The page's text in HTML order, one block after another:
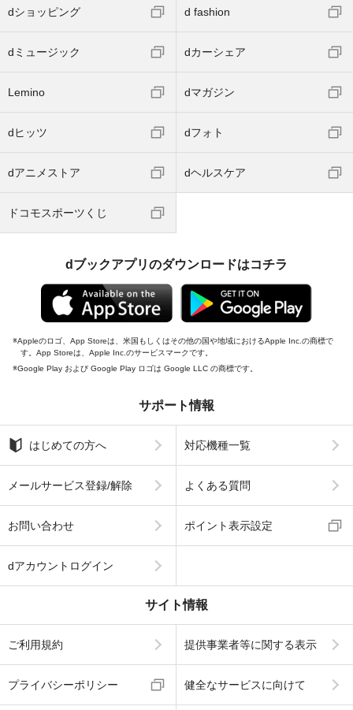
dショッピング d fashion
dミュージック dカーシェア
Lemino dマガジン
dヒッツ dフォト
dアニメストア dヘルスケア
ドコモスポーツくじ
dブックアプリのダウンロードはコチラ
Appleのロゴ、App Storeは、米国もしくはその他の国や地域におけるApple Inc.の商標で
す。App Storeは、Apple Inc.のサービスマークです。
Google Play および Google Play ロゴは Google LLC の商標です。
サポート情報
はじめての方へ 対応機種一覧
メールサービス登録/解除 よくある質問
お問い合わせ ポイント表示設定
dアカウントログイン
サイト情報
ご利用規約 提供事業者等に関する表示
プライバシーポリシー 健全なサービスに向けて